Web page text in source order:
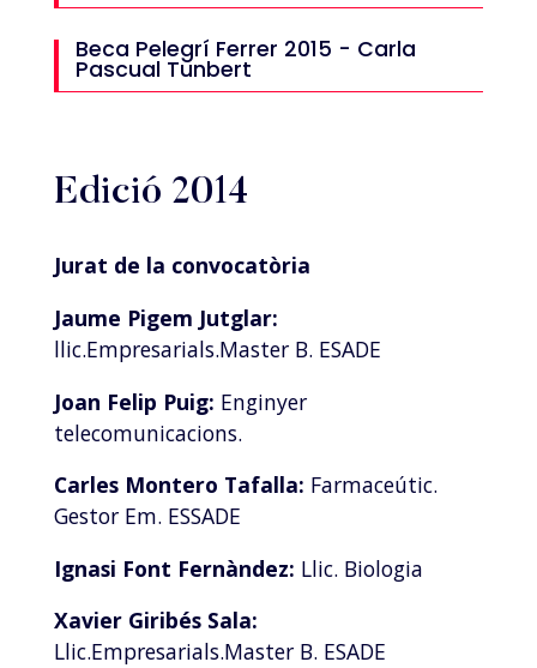
Beca Pelegrí Ferrer 2015 - Carla
Pascual Tunbert
Edició 2014
Jurat de la convocatòria
Jaume Pigem Jutglar:
llic.Empresarials.Master B. ESADE
Joan Felip Puig: Enginyer
telecomunicacions.
Carles Montero Tafalla: Farmaceútic.
Gestor Em. ESSADE
Ignasi Font Fernàndez: Llic. Biologia
Xavier Giribés Sala:
Llic.Empresarials.Master B. ESADE